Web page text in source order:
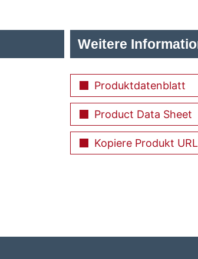
Weitere
Produktdatenblatt
Product Data Sheet
Kopiere Produkt URL